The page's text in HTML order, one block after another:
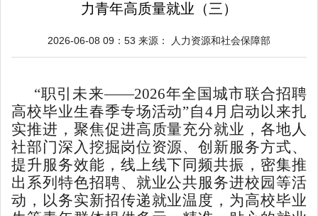
力青年高质量就业（三）
2026-06-08 09：53 来源： 人力资源和社会保障部
“职引未来——2026年全国城市联合招聘
高校毕业生春季专场活动”自4月启动以来扎
实推进，聚焦促进高质量充分就业，各地人
社部门深入挖掘岗位资源、创新服务方式、
提升服务效能，线上线下同频共振，密集推
出系列特色招聘、就业公共服务进校园等活
动，以务实新招传递就业温度，为高校毕业